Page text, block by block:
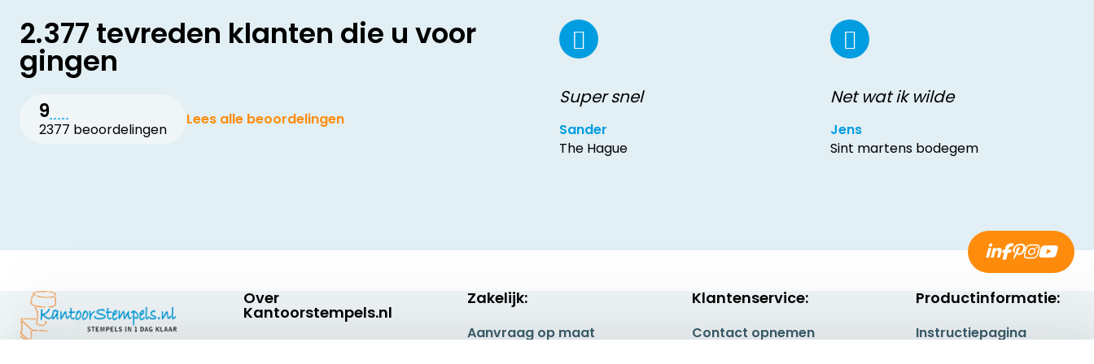
2.377 tevreden klanten die u voor
gingen
9
2377 beoordelingen
Lees alle beoordelingen
Super snel
Sander
The Hague
Net wat ik wilde
Jens
Sint martens bodegem
Over
Kantoorstempels.nl
Zakelijk:
Aanvraag op maat
Klantenservice:
Contact opnemen
Productinformatie:
Instructiepagina